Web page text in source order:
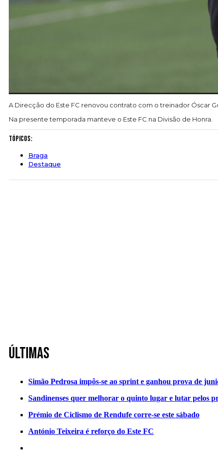
A Direcção do Este FC renovou contrato com o treinador Óscar
Na presente temporada manteve o Este FC na Divisão de Honra.
Tópicos:
Braga
Destaque
Últimas
Simão Pedrosa impôs-se ao sprint e ganhou prova de
Sandinenses quer melhorar o quinto lugar e lutar pelos
Prémio de Ciclismo de Rendufe corre-se este sábado
António Teixeira é reforço do Este FC